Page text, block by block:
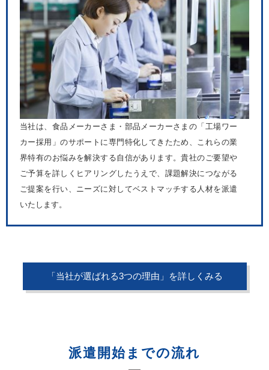
当社は、食品メーカーさま・部品メーカーさまの「工場ワー
カー採用」のサポートに専門特化してきたため、これらの業
界特有のお悩みを解決する自信があります。貴社のご要望や
ご予算を詳しくヒアリングしたうえで、課題解決につながる
ご提案を行い、ニーズに対してベストマッチする人材を派遣
いたします。
「当社が選ばれる3つの理由」を詳しくみる
派遣開始までの流れ